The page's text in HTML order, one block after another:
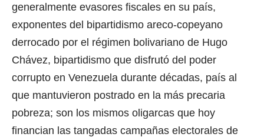
generalmente evasores fiscales en su país,
exponentes del bipartidismo areco-copeyano
derrocado por el régimen bolivariano de Hugo
Chávez, bipartidismo que disfrutó del poder
corrupto en Venezuela durante décadas, país al
que mantuvieron postrado en la más precaria
pobreza; son los mismos oligarcas que hoy
financian las tangadas campañas electorales de